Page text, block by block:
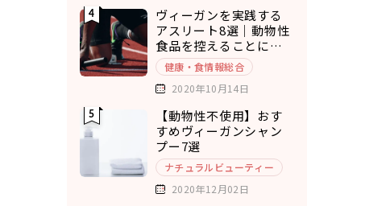
ヴィーガンを実践する
アスリート8選｜動物性
食品を控えることにメ
リットを実感
健康・食情報総合
2020年10月14日
【動物性不使用】おす
すめヴィーガンシャン
プー7選
ナチュラルビューティー
2020年12月02日